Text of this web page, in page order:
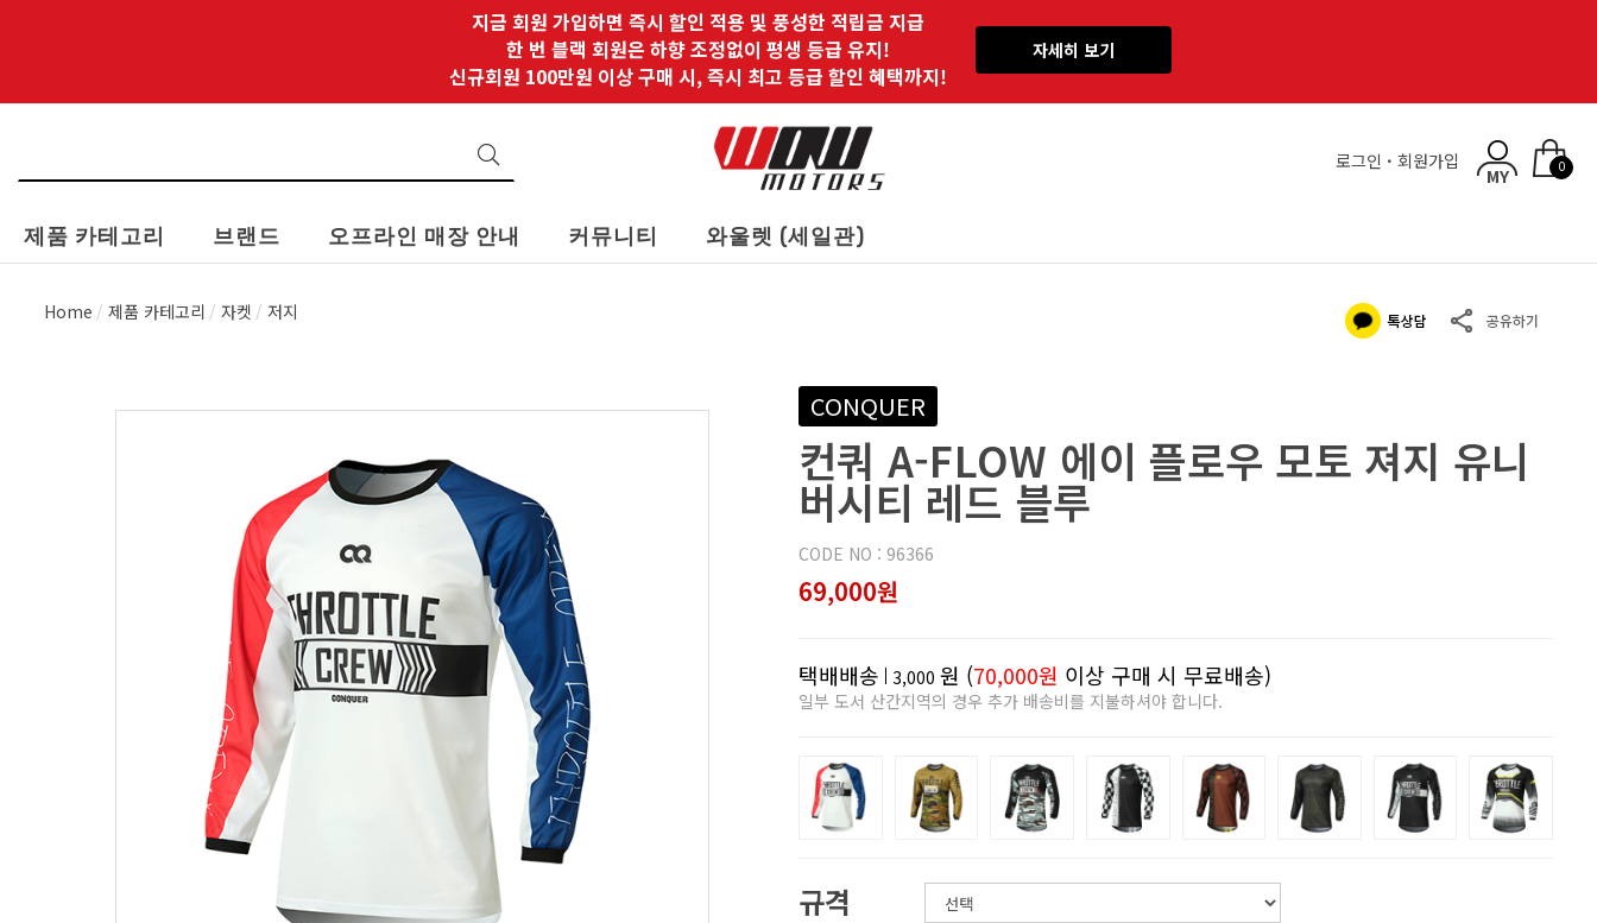
지금 회원 가입하면 즉시 할인 적용 및 풍성한 적립금 지급
한 번 블랙 회원은 하향 조정없이 평생 등급 유지!
신규회원 100만원 이상 구매 시, 즉시 최고 등급 할인 혜택까지!
자세히 보기
로그인 · 회원가입 0
제품 카테고리 브랜드 오프라인 매장 안내 커뮤니티 와울렛 (세일관)
Home 제품 카테고리 자켓 저지
CONQUER
컨쿼 A-FLOW 에이 플로우 모토 져지 유니
버시티 레드 블루
CODE NO : 96366
69,000원
택배배송 3,000 원 (70,000원 이상 구매 시 무료배송)
일부 도서 산간지역의 경우 추가 배송비를 지불하셔야 합니다.
규격